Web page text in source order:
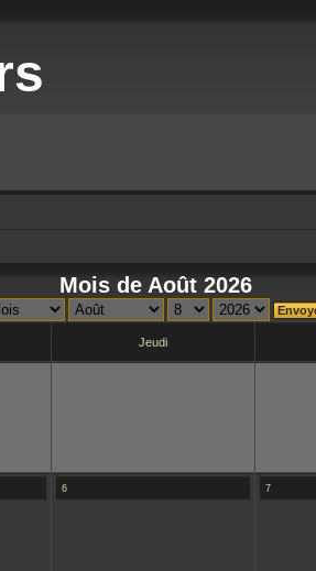
Mois de Août 2026
Jeudi
6 7